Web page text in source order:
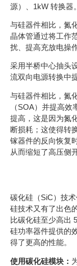
源）、1kW 转换器。
与硅器件相比，氮
晶体管通过将工作
扰、提高充放电操
采用半桥中心抽头
流双向电源转换中
与硅器件相比，氮
（SOA）并提高
提高，这是因为氮
断损耗；这使得转
镓器件的反向恢复
从而缩短了高压侧
碳化硅（SiC）技
硅技术又有了出色
比碳化硅至少高出
硅功率器件提供的
得了更高的性能。
使用碳化硅模块：